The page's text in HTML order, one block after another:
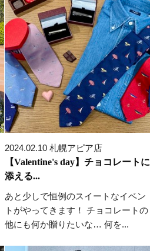
2024.02.10 札幌アピア店
【Valentine's day】チョコレートに
添える...
あと少しで恒例のスイートなイベン
トがやってきます！ チョコレートの
他にも何か贈りたいな… 何を...